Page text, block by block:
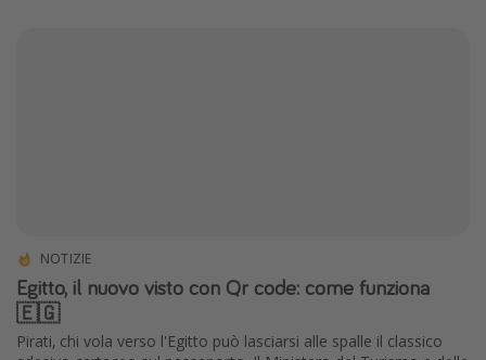
Vacanze di Pasqua 2026
Last minute capodanno
Vacanze con bambini
NOTIZIE
Egitto, il nuovo visto con Qr code: come funziona
🇪🇬
Pirati, chi vola verso l'Egitto può lasciarsi alle spalle il classico